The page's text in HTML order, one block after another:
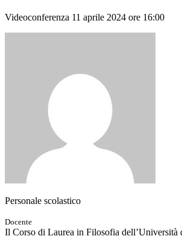
Videoconferenza 11 aprile 2024 ore 16:00
Personale scolastico
Docente
Il Corso di Laurea in Filosofia dell’Università